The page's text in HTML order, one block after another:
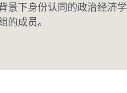
景下身份认同的政治经济学
成员。